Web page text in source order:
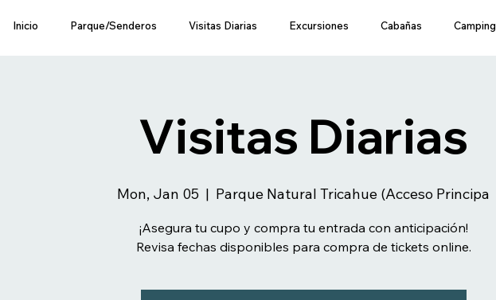
Inicio Parque/Senderos Visitas Diarias Excursiones Cabañas Camping
Visitas Diarias
Mon, Jan 05
  |
Parque Natural Tricahue (Acceso Principa
¡Asegura tu cupo y compra tu entrada con anticipación!
Revisa fechas disponibles para compra de tickets online.